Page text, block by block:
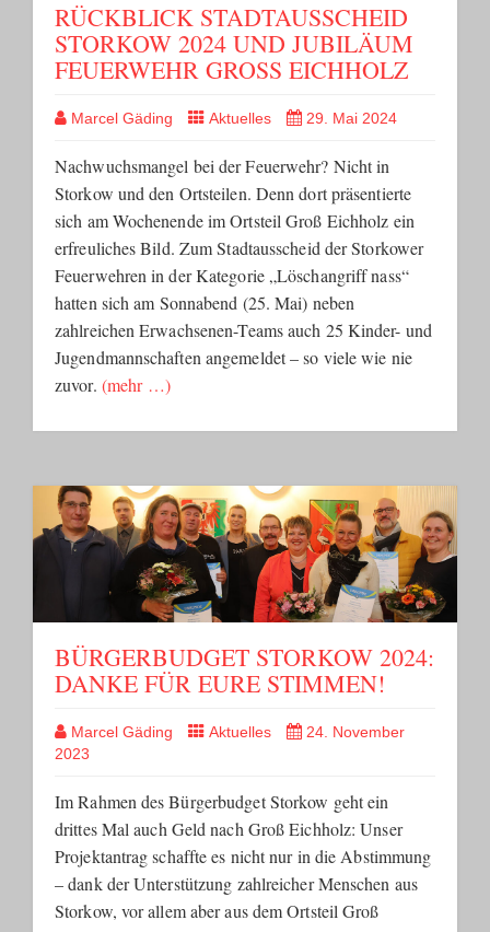
RÜCKBLICK STADTAUSSCHEID
STORKOW 2024 UND JUBILÄUM
FEUERWEHR GROSS EICHHOLZ
Marcel Gäding Aktuelles 29. Mai 2024
Nachwuchsmangel bei der Feuerwehr? Nicht in
Storkow und den Ortsteilen. Denn dort präsentierte
sich am Wochenende im Ortsteil Groß Eichholz ein
erfreuliches Bild. Zum Stadtausscheid der Storkower
Feuerwehren in der Kategorie „Löschangriff nass“
hatten sich am Sonnabend (25. Mai) neben
zahlreichen Erwachsenen-Teams auch 25 Kinder- und
Jugendmannschaften angemeldet – so viele wie nie
zuvor. (mehr …)
BÜRGERBUDGET STORKOW 2024:
DANKE FÜR EURE STIMMEN!
Marcel Gäding Aktuelles
24. November
2023
Im Rahmen des Bürgerbudget Storkow geht ein
drittes Mal auch Geld nach Groß Eichholz: Unser
Projektantrag schaffte es nicht nur in die Abstimmung
– dank der Unterstützung zahlreicher Menschen aus
Storkow, vor allem aber aus dem Ortsteil Groß